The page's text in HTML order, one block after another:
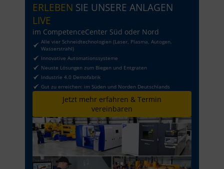
ERLEBEN SIE UNSERE ANLAGEN
LIVE
im CompetenceCenter Süd oder Nord
Alle vier Schneidtechnologien (Laser, Plasma, Autogen,
Wasserstrahl)
Innovative Automationssysteme
Neuste Lösungen zum Biegen und Entgraten
Industrie 4.0 Demofabrik
Gut zu erreichen: im Süden und Norden Deutschlands
Jetzt mehr erfahren & Termin
vereinbaren